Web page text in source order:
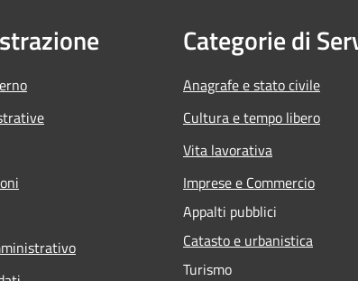
Categorie di
Anagrafe e stato civile
Cultura e tempo libero
Vita lavorativa
Imprese e Commercio
Appalti pubblici
Catasto e urbanistica
Turismo